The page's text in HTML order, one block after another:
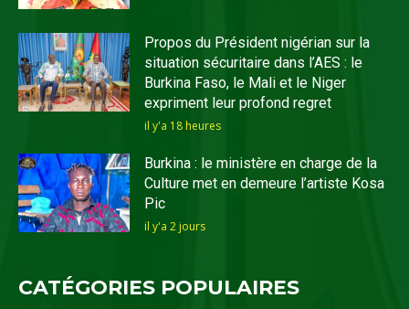
Propos du Président nigérian sur la
situation sécuritaire dans l’AES : le
Burkina Faso, le Mali et le Niger
expriment leur profond regret
il y'a 18 heures
Burkina : le ministère en charge de la
Culture met en demeure l’artiste Kosa
Pic
il y'a 2 jours
CATÉGORIES POPULAIRES